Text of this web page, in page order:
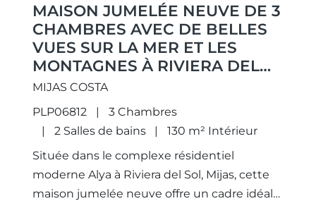
MAISON JUMELÉE NEUVE DE 3
CHAMBRES AVEC DE BELLES
VUES SUR LA MER ET LES
MONTAGNES À RIVIERA DEL
SOL
MIJAS COSTA
PLP06812
3 Chambres
2 Salles de bains
130 m² Intérieur
Située dans le complexe résidentiel
moderne Alya à Riviera del Sol, Mijas, cette
maison jumelée neuve offre un cadre idéal